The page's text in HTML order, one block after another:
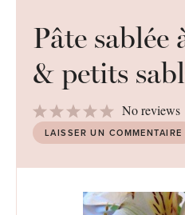
Pâte sablée
& petits
Stars
4
Stars
3
Stars
2
Stars
1
Star
No reviews
LAISSER UN COMMENTAIRE